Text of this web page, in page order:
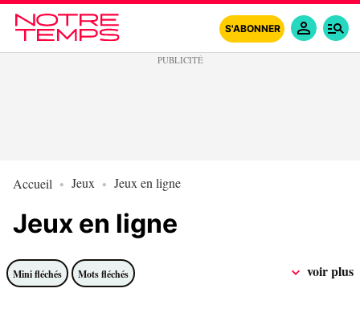
S'ABONNER
Accueil Jeux Jeux en ligne
Jeux en ligne
Mini fléchés Mots fléchés voir plus